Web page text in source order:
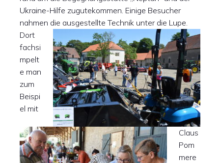
Ukraine-Hilfe zugutekommen. Einige Besucher
nahmen die ausgestellte Technik unter die Lupe.
Dort
fachsi
mpelt
e man
zum
Beispi
el mit
Claus
Pom
mere